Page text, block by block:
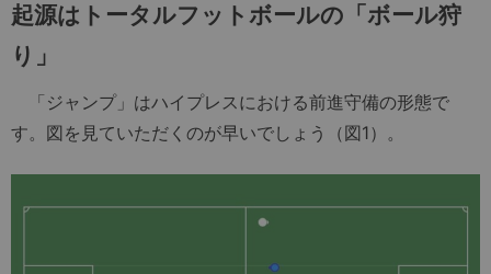
起源はトータルフットボールの「ボール狩
り」
「ジャンプ」はハイプレスにおける前進守備の形態で
す。図を見ていただくのが早いでしょう（図1）。